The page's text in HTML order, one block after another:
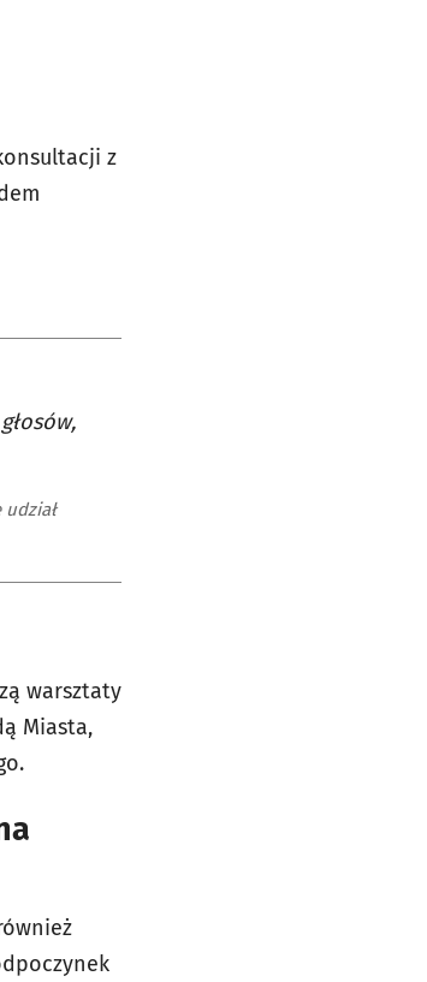
z
warsztaty
Miasta,